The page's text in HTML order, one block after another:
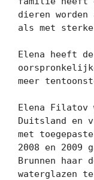
dieren
als met
Elena heeft
meer
Elena Filatov
Duitsland en
met
2008 en
Brunnen haar
waterglazen